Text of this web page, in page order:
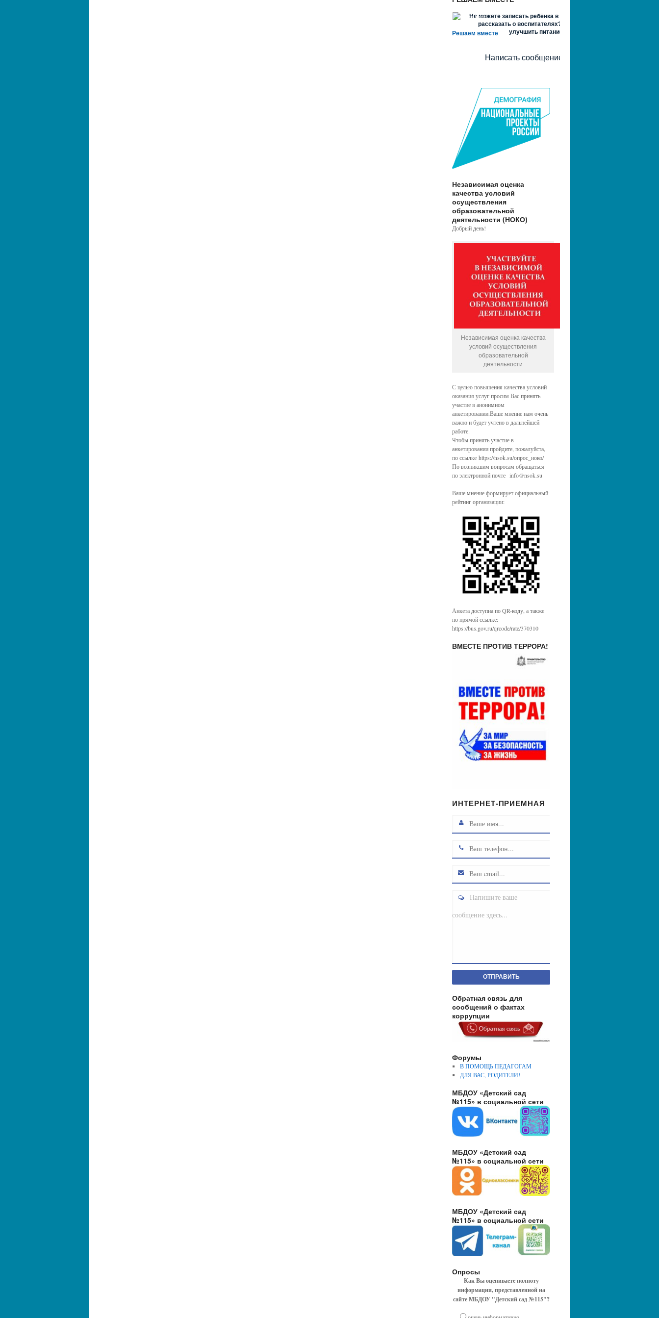
Решаем вместе
Не можете записать ребёнка в сад? Хотите
рассказать о воспитателях? Знаете, как
улучшить питание и занятия?
Написать сообщение
Независимая оценка
качества условий
осуществления
образовательной
деятельности (НОКО)
Добрый день!
Независимая оценка качества
условий осуществления
образовательной
деятельности
С целью повышения качества условий
оказания услуг просим Вас принять
участие в анонимном
анкетировании.Ваше мнение нам очень
важно и будет учтено в дальнейшей
работе.
Чтобы принять участие в
анкетировании пройдите, пожалуйста,
по ссылке https://nsok.su/опрос_ноко/
По возникшим вопросам обращаться
по электронной почте info@nsok.su
Ваше мнение формирует официальный
рейтинг организации:
Анкета доступна по QR-коду, а также
по прямой ссылке:
https://bus.gov.ru/qrcode/rate/370310
ВМЕСТЕ ПРОТИВ ТЕРРОРА!
ИНТЕРНЕТ-ПРИЕМНАЯ
Напишите ваше
сообщение здесь...
ОТПРАВИТЬ
Обратная связь для
сообщений о фактах
коррупции
Форумы
В ПОМОЩЬ ПЕДАГОГАМ
ДЛЯ ВАС, РОДИТЕЛИ!
МБДОУ «Детский сад
№115» в социальной сети
МБДОУ «Детский сад
№115» в социальной сети
МБДОУ «Детский сад
№115» в социальной сети
Опросы
Как Вы оцениваете полноту
информации, представленной на
сайте МБДОУ "Детский сад №115"?